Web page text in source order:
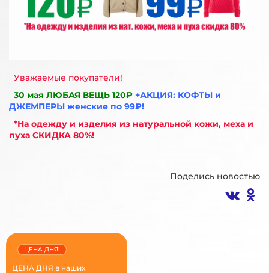
Уважаемые покупатели!
30 мая ЛЮБАЯ ВЕЩЬ 120₽ +АКЦИЯ: КОФТЫ и
ДЖЕМПЕРЫ женские по 99₽!
*На одежду и изделия из натуральной кожи, меха и
пуха СКИДКА 80%!
Поделись новостью
ЦЕНА ДНЯ в наших
ЦЕНА ДНЯ!